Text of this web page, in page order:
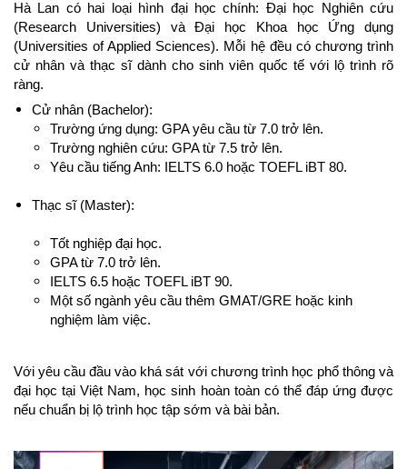
Hà Lan có hai loại hình đại học chính: Đại học Nghiên cứu
(Research Universities) và Đại học Khoa học Ứng dụng
(Universities of Applied Sciences). Mỗi hệ đều có chương trình
cử nhân và thạc sĩ dành cho sinh viên quốc tế với lộ trình rõ
ràng.
Cử nhân (Bachelor):
Trường ứng dụng: GPA yêu cầu từ 7.0 trở lên.
Trường nghiên cứu: GPA từ 7.5 trở lên.
Yêu cầu tiếng Anh: IELTS 6.0 hoặc TOEFL iBT 80.
Thạc sĩ (Master):
Tốt nghiệp đại học.
GPA từ 7.0 trở lên.
IELTS 6.5 hoặc TOEFL iBT 90.
Một số ngành yêu cầu thêm GMAT/GRE hoặc kinh
nghiệm làm việc.
Với yêu cầu đầu vào khá sát với chương trình học phổ thông và
đại học tại Việt Nam, học sinh hoàn toàn có thể đáp ứng được
nếu chuẩn bị lộ trình học tập sớm và bài bản.